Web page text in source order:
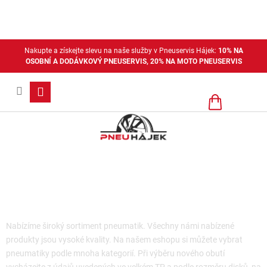
Nakupte a získejte slevu na naše služby v Pneuservis Hájek: 10% NA
OSOBNÍ A DODÁVKOVÝ PNEUSERVIS, 20% NA MOTO PNEUSERVIS
Nákupní
Nabízíme široký sortiment pneumatik. Všechny námi nabízené
produkty jsou vysoké kvality. Na našem eshopu si můžete vybrat
pneumatiky podle mnoha kategorií. Při výběru nového obutí